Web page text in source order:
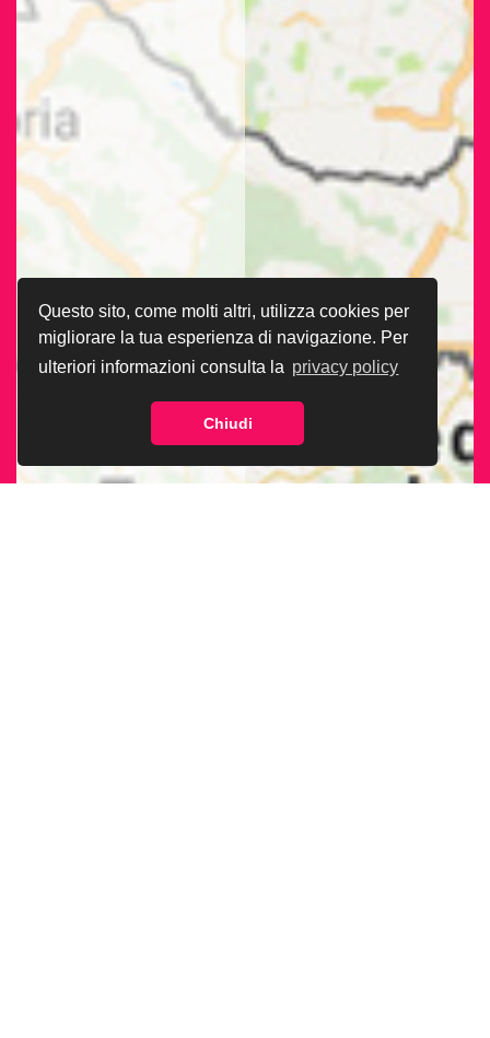
Questo sito, come molti altri, utilizza cookies per
migliorare la tua esperienza di navigazione. Per
ulteriori informazioni consulta la privacy policy
Chiudi